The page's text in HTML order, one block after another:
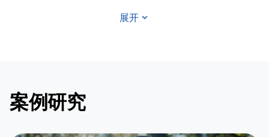
展开 expand_more
案例研究